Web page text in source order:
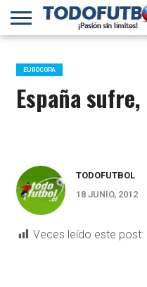
PRIMERA
B
SELECCIÓN
CHILENA
CHILENOS
EN EL
MUNDO
FÚTBOL
INTERNACIONAL
EUROCOPA
España
TODOFUTBOL
18 JUNIO, 2012
Veces leído este post: